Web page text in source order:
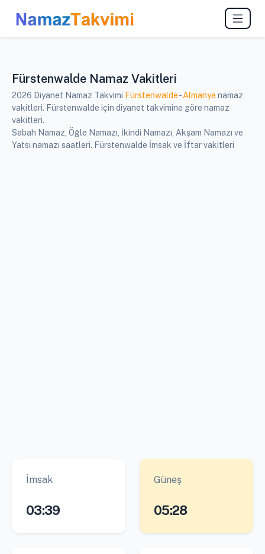
Fürstenwalde Namaz Vakitleri
2026 Diyanet Namaz Takvimi Fürstenwalde-Almanya namaz
vakitleri. Fürstenwalde için diyanet takvimine göre namaz
vakitleri.
Sabah Namaz, Öğle Namazı, İkindi Namazı, Akşam Namazı ve
Yatsı namazı saatleri. Fürstenwalde İmsak ve İftar vakitleri
İmsak
03:39
Güneş
05:28